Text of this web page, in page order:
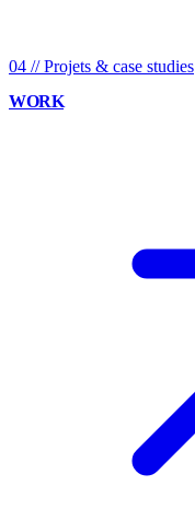
04 // Projets & case studies
WORK